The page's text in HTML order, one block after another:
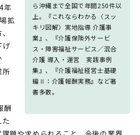
ら沖縄まで全国で年間250件以
上。『これならわかる〈スッ
キリ図解〉実地指導 介護事
業』、『介護保険外サービ
ス・障害福祉サービス／混合
介護 導入・運営 実践事例
集』、『介護福祉経営士基礎
編Ⅱ：介護報酬実務』など著
書多数。
年
拡
げ
所
酬
た